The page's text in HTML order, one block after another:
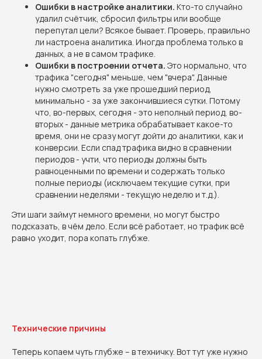
Ошибки в настройке аналитики. Кто-то случайно
удалил счётчик, сбросил фильтры или вообще
перепутал цели? Всякое бывает. Проверь, правильно
ли настроена аналитика. Иногда проблема только в
данных, а не в самом трафике.
Ошибки в построении отчета. Это нормально, что
трафика "сегодня" меньше, чем "вчера". Данные
нужно смотреть за уже прошедший период,
минимально - за уже закончившиеся сутки. Потому
что, во-первых, сегодня - это неполный период, во-
вторых - данные метрика обрабатывает какое-то
время, они не сразу могут дойти до аналитики, как и
конверсии. Если спад трафика видно в сравнении
периодов - учти, что периоды должны быть
равноценными по времени и содержать только
полные периоды (исключаем текущие сутки, при
сравнении неделями - текущую неделю и т.д.).
Эти шаги займут немного времени, но могут быстро
подсказать, в чём дело. Если всё работает, но трафик всё
равно уходит, пора копать глубже.
Технические причины
Теперь копаем чуть глубже – в техничку. Вот тут уже нужно